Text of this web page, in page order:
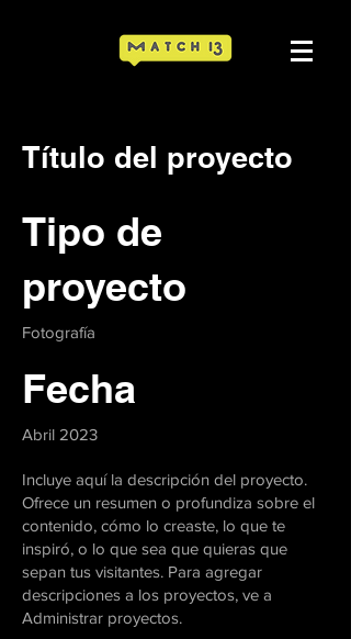
Título del proyecto
Tipo de
proyecto
Fotografía
Fecha
Abril 2023
Incluye aquí la descripción del proyecto.
Ofrece un resumen o profundiza sobre el
contenido, cómo lo creaste, lo que te
inspiró, o lo que sea que quieras que
sepan tus visitantes. Para agregar
descripciones a los proyectos, ve a
Administrar proyectos.